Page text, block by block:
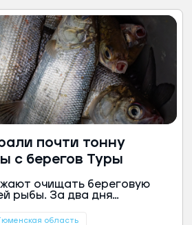
почти тонну
с берегов Туры
очищать береговую
рыбы. За два дня
в районе Гагаринского
область